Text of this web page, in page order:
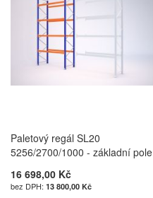
Paletový regál SL20
5256/2700/1000 - základní pole
16 698,00 Kč
13 800,00 Kč